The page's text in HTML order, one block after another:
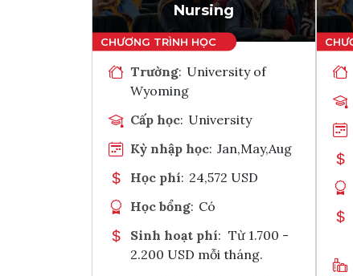
Nursing
Trường: University of
Wyoming
Cấp học: University
Kỳ nhập học: Jan,May,Aug
Học phí: 24,572 USD
Học bổng: Có
Sinh hoạt phí: Từ 1.700 -
2.200 USD mỗi tháng.